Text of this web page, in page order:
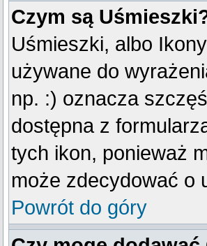
Czym są
Uśmieszki, albo
używane do
np. :) oznacza
dostępna z
tych ikon, ponieważ
może zdecydować o
Powrót do góry